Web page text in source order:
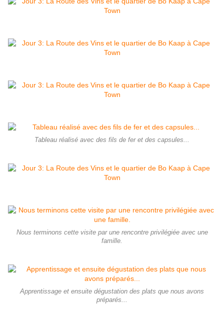
Tableau réalisé avec des fils de fer et des capsules...
Nous terminons cette visite par une rencontre privilégiée avec une
famille.
Apprentissage et ensuite dégustation des plats que nous avons
préparés...